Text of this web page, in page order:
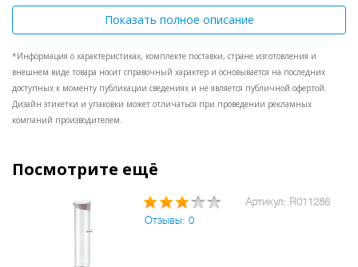
Показать полное описание
*Информация о характеристиках, комплекте поставки, стране изготовления и
внешнем виде товара носит справочный характер и основывается на последних
доступных к моменту публикации сведениях и не является публичной офертой.
Дизайн этикетки и упаковки может отличаться при проведении рекламных
компаний производителем.
Посмотрите ещё
Артикул: R011286
Отзывы: 0